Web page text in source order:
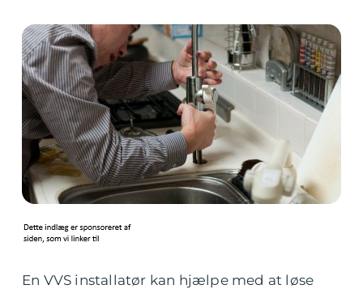
En VVS installatør kan hjælpe med at løse